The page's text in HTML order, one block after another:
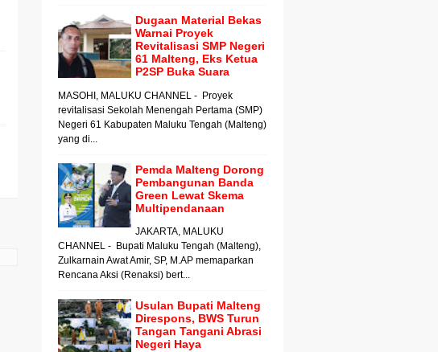
Dugaan Material Bekas
Warnai Proyek
Revitalisasi SMP Negeri
61 Malteng, Eks Ketua
P2SP Buka Suara
MASOHI, MALUKU CHANNEL - Proyek
revitalisasi Sekolah Menengah Pertama (SMP)
Negeri 61 Kabupaten Maluku Tengah (Malteng)
yang di...
Pemda Malteng Dorong
Pembangunan Banda
Green Lewat Skema
Multipendanaan
JAKARTA, MALUKU
CHANNEL - Bupati Maluku Tengah (Malteng),
Zulkarnain Awat Amir, SP, M.AP memaparkan
Rencana Aksi (Renaksi) bert...
Usulan Bupati Malteng
Direspons, BWS Turun
Tangan Tangani Abrasi
Negeri Haya